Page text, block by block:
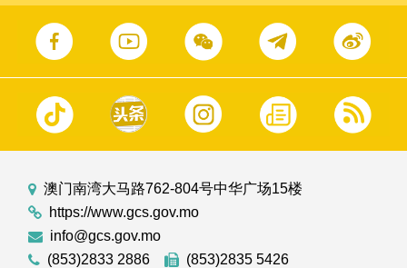
澳门南湾大马路762-804号中华广场15楼
https://www.gcs.gov.mo
info@gcs.gov.mo
(853)2833 2886
(853)2835 5426